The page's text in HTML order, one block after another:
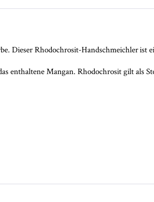
Dieser Rhodochrosit-Handschmeichler ist
enthaltene Mangan. Rhodochrosit gilt als